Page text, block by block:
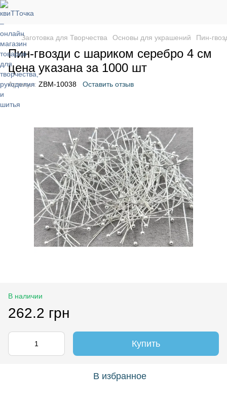
Заготовка для Творчества Основы для украшений Пин-
Пин-гвозди с шариком серебро 4 см
цена указана за 1000 шт
Артикул: ZBM-10038 Оставить отзыв
В наличии
262.2 грн
Купить
В избранное